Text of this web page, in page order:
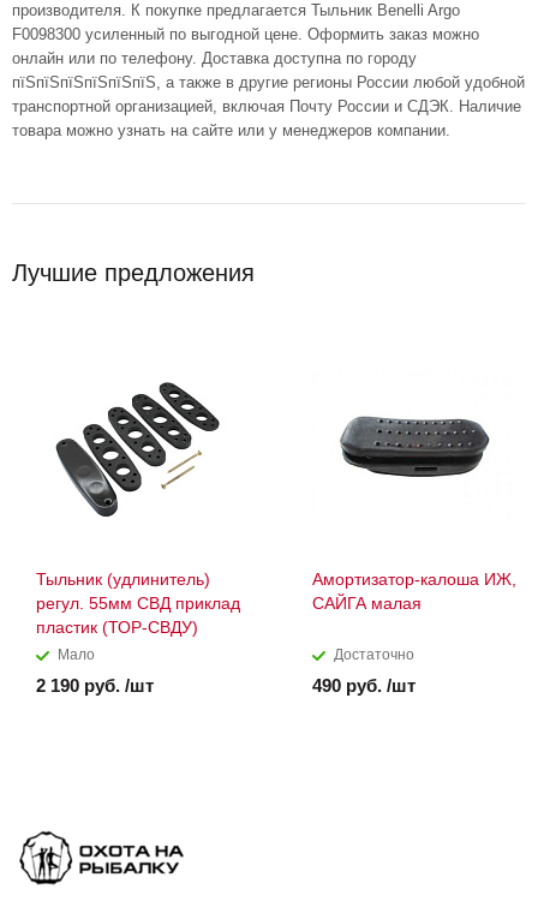
производителя. К покупке предлагается Тыльник Benelli Argo
F0098300 усиленный по выгодной цене. Оформить заказ можно
онлайн или по телефону. Доставка доступна по городу
пїЅпїЅпїЅпїЅпїЅпїЅ, а также в другие регионы России любой удобной
транспортной организацией, включая Почту России и СДЭК. Наличие
товара можно узнать на сайте или у менеджеров компании.
Лучшие предложения
Тыльник (удлинитель)
регул. 55мм СВД приклад
пластик (ТОР-СВДУ)
Мало
2 190 руб. /шт
Амортизатор-калоша ИЖ,
САЙГА малая
Достаточно
490 руб. /шт